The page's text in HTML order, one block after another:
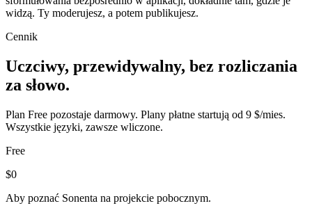
widzą. Ty moderujesz, a potem publikujesz.
Cennik
Uczciwy, przewidywalny, bez rozliczania
za słowo.
Plan Free pozostaje darmowy. Plany płatne startują od 9 $/mies.
Wszystkie języki, zawsze wliczone.
Free
$0
Aby poznać Sonenta na projekcie pobocznym.